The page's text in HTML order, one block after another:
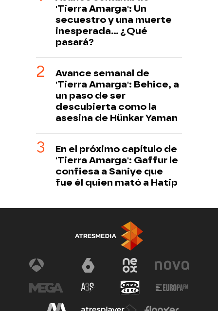
'Tierra Amarga': Un
secuestro y una muerte
inesperada... ¿Qué
pasará?
Avance semanal de
'Tierra Amarga': Behice, a
un paso de ser
descubierta como la
asesina de Hünkar Yaman
En el próximo capítulo de
'Tierra Amarga': Gaffur le
confiesa a Saniye que
fue él quien mató a Hatip